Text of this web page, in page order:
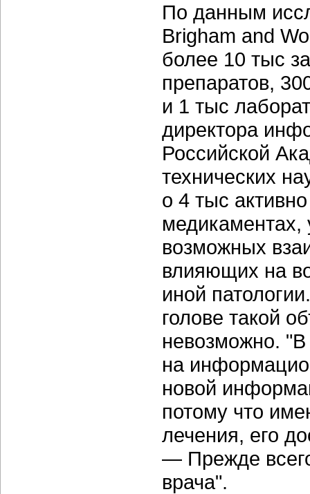
По данным
Brigham and
более 10 тыс
препаратов,
и 1 тыс
директора
Российской
технических
о 4 тыс
медикаментах,
возможных
влияющих на
иной
голове такой
невозможно.
на
новой
потому что
лечения, его
— Прежде
врача".